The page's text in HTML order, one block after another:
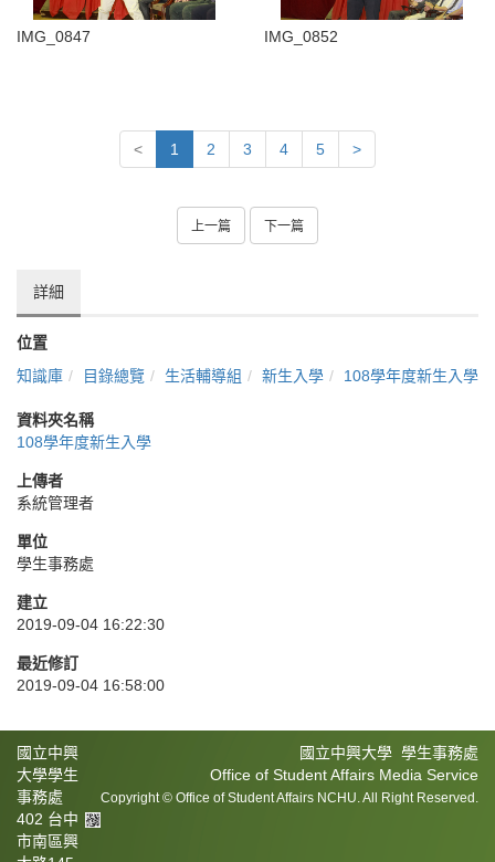
IMG_0847 IMG_0852
< 1 2 3 4 5 >
上一篇 下一篇
詳細
位置
知識庫
目錄總覽 生活輔導組 新生入學 108學年度新生入學
資料夾名稱
108學年度新生入學
上傳者
系統管理者
單位
學生事務處
建立
2019-09-04 16:22:30
最近修訂
2019-09-04 16:58:00
國立中興大學 學生事務處
Office of Student Affairs Media Service
Copyright © Office of Student Affairs NCHU. All Right Reserved.
國立中興
大學學生
事務處
402 台中
市南區興